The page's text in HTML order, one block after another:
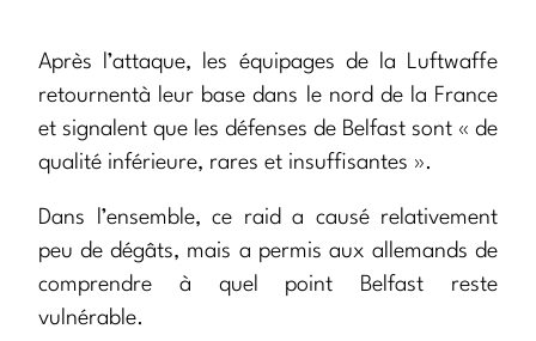
Après l’attaque, les équipages de la Luftwaffe
retournentà leur base dans le nord de la France
et signalent que les défenses de Belfast sont « de
qualité inférieure, rares et insuffisantes ».
Dans l’ensemble, ce raid a causé relativement
peu de dégâts, mais a permis aux allemands de
comprendre à quel point Belfast reste
vulnérable.